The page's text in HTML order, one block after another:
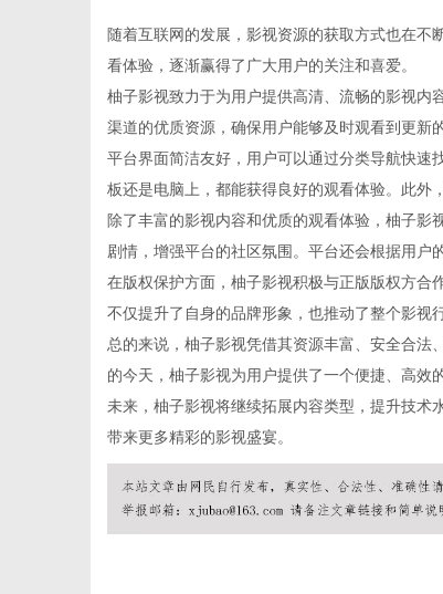
随着互联网的发展，影视资源的获取方式也在不
看体验，逐渐赢得了广大用户的关注和喜爱。
柚子影视致力于为用户提供高清、流畅的影视内
渠道的优质资源，确保用户能够及时观看到更新
平台界面简洁友好，用户可以通过分类导航快速
板还是电脑上，都能获得良好的观看体验。此外
除了丰富的影视内容和优质的观看体验，柚子
剧情，增强平台的社区氛围。平台还会根据用户
在版权保护方面，柚子影视积极与正版版权方合
不仅提升了自身的品牌形象，也推动了整个影视
总的来说，柚子影视凭借其资源丰富、安全合法
的今天，柚子影视为用户提供了一个便捷、高效
未来，柚子影视将继续拓展内容类型，提升技术
带来更多精彩的影视盛宴。